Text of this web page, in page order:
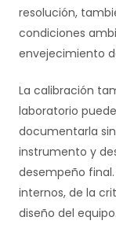
resolución,
condiciones
envejecimiento
La calibración
laboratorio
documentarla
instrumento y
desempeño
internos, de la
diseño del equipo.